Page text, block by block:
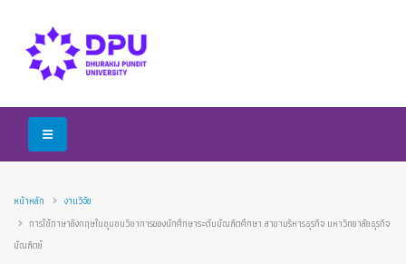
หน้าหลัก
งานวิจัย
การใช้ภาษาอังกฤษในชุมชนวิชาการของนักศึกษาระดับบัณฑิตศึกษา สาขาบริหารธุรกิจ มหาวิทยาลัยธุรกิจ
บัณฑิตย์